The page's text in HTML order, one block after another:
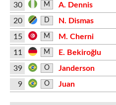
30 M A. Dennis
20 D N. Dismas
15 M
M. Cherni
11
M E. Bekiroğlu
39 O Janderson
9 O Juan